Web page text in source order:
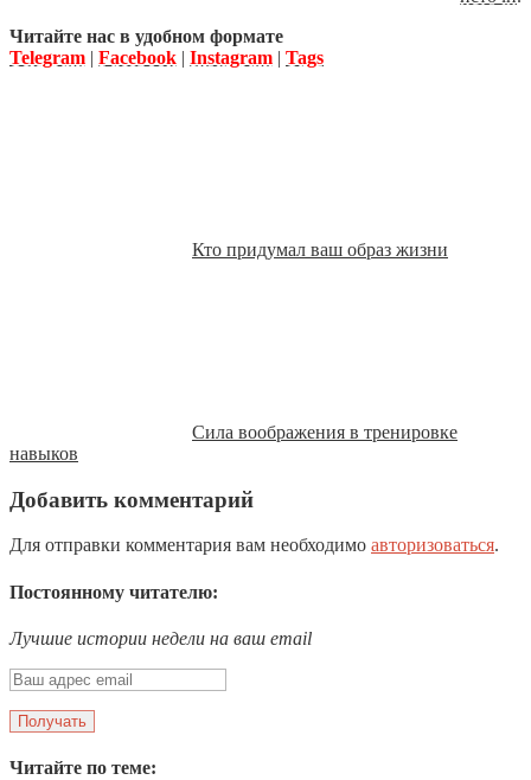
Читайте нас в удобном формате
Telegram | Facebook | Instagram | Tags
Кто придумал ваш образ жизни
Сила воображения в тренировке
навыков
Добавить комментарий
Для отправки комментария вам необходимо авторизоваться.
Постоянному читателю:
Лучшие истории недели на ваш email
Читайте по теме: